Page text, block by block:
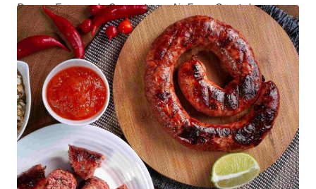
Banana Empanada Crocante na Air Fryer Que tal uma
sobremesinha fácil, deliciosa e prática? Vamos preparar
uma Banana Empanada Crocante na Air Fryer Deliciosa e
Prática. Com uma casquinha crocante por fora e a
maciez da banana por dentro, essa receita é uma opção
mais saudável para quem adora um docinho diferenciado
e mais saudável